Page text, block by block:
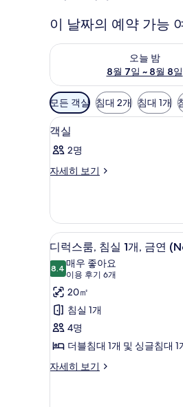
이 날짜의 예약 가능
오늘 밤
8월 7일 ~ 8월 8일
오늘 밤 예약 가능 여부 확
객
실
에
사
용
가
필
터
모든 객실 침대 2개 침대 1개
객
실
진
두
보
기
12
객실
2명
자세히 보기
객
히
보
기
디
럭
스
룸,
침
실
1
개,
5
디럭스룸, 침실 1개, 금연
8.48.4점 만점 중 10점
매우 좋아요
이용 후기 6개
(이
용
후
기
6
개)
20㎡
침실 1개
4명
더블침대 1개 및 싱글침대 1
자세히 보기
디